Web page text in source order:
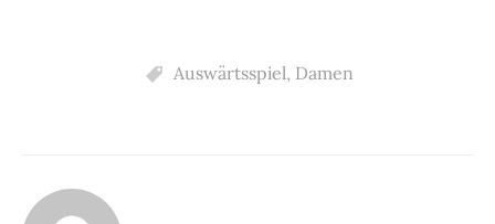
Auswärtsspiel, Damen